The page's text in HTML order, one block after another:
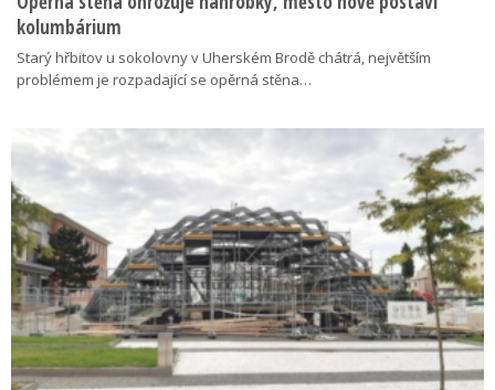
kolumbárium
Starý hřbitov u sokolovny v Uherském Brodě chátrá, největším
problémem je rozpadající se opěrná stěna…